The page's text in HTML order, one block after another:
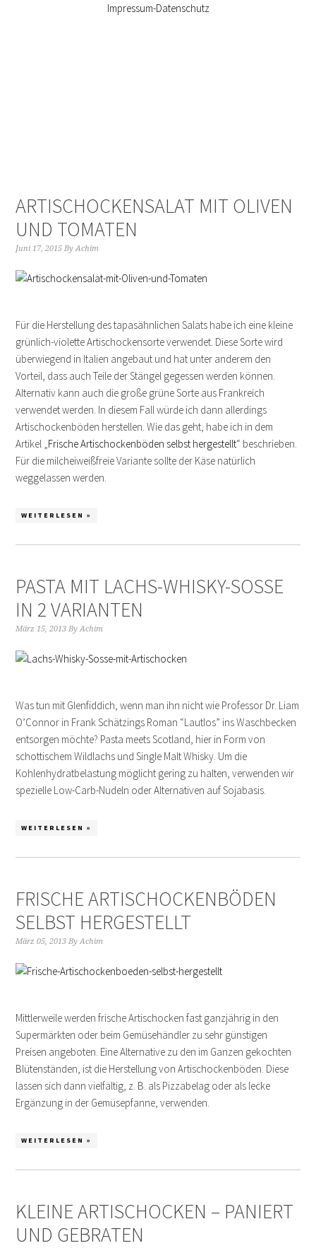
Impressum-Datenschutz
ARTISCHOCKENSALAT MIT OLIVEN
UND TOMATEN
Juni 17, 2015 ByAchim
Für die Herstellung des tapasähnlichen Salats habe ich eine kleine
grünlich-violette Artischockensorte verwendet. Diese Sorte wird
überwiegend in Italien angebaut und hat unter anderem den
Vorteil, dass auch Teile der Stängel gegessen werden können.
Alternativ kann auch die große grüne Sorte aus Frankreich
verwendet werden. In diesem Fall würde ich dann allerdings
Artischockenböden herstellen. Wie das geht, habe ich in dem
Artikel „Frische Artischockenböden selbst hergestellt“ beschrieben.
Für die milcheiweißfreie Variante sollte der Käse natürlich
weggelassen werden.
WEITERLESEN »
PASTA MIT LACHS-WHISKY-SOSSE I
N 2 VARIANTEN
März 15, 2013 ByAchim
Was tun mit Glenfiddich, wenn man ihn nicht wie Professor Dr. Liam
O’Connor in Frank Schätzings Roman “Lautlos” ins Waschbecken
entsorgen möchte? Pasta meets Scotland, hier in Form von
schottischem Wildlachs und Single Malt Whisky. Um die
Kohlenhydratbelastung möglicht gering zu halten, verwenden wir
spezielle Low-Carb-Nudeln oder Alternativen auf Sojabasis.
WEITERLESEN »
FRISCHE ARTISCHOCKENBÖDEN
SELBST HERGESTELLT
März 05, 2013 ByAchim
Mittlerweile werden frische Artischocken fast ganzjährig in den
Supermärkten oder beim Gemüsehändler zu sehr günstigen
Preisen angeboten. Eine Alternative zu den im Ganzen gekochten
Blütenständen, ist die Herstellung von Artischockenböden. Diese
lassen sich dann vielfältig, z. B. als Pizzabelag oder als lecke
Ergänzung in der Gemüsepfanne, verwenden.
WEITERLESEN »
KLEINE ARTISCHOCKEN – PANIERT
UND GEBRATEN